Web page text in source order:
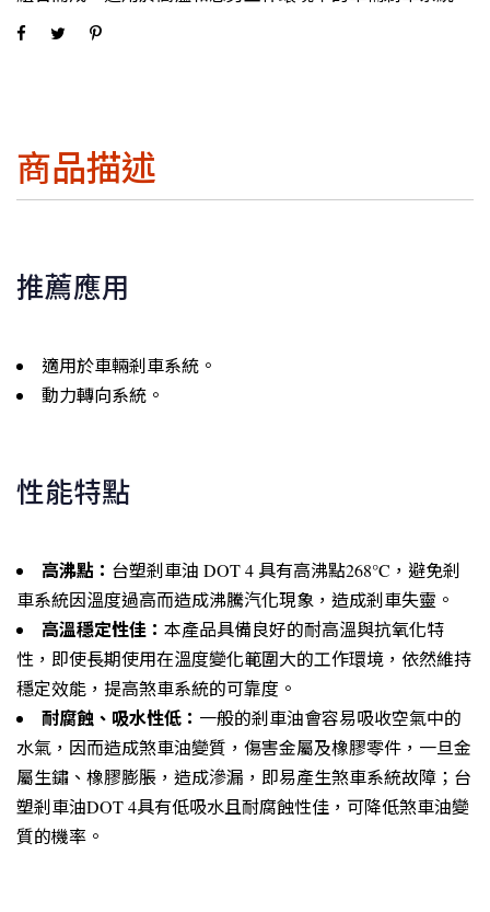
商品描述
推薦應用
適用於車輛剎車系統。
動力轉向系統。
性能特點
高沸點： 台塑剎車油 DOT 4 具有高沸點268°C，避免剎
車系統因溫度過高而造成沸騰汽化現象，造成剎車失靈。
高溫穩定性佳： 本產品具備良好的耐高溫與抗氧化特
性，即使長期使用在溫度變化範圍大的工作環境，依然維持
穩定效能，提高煞車系統的可靠度。
耐腐蝕、吸水性低： 一般的剎車油會容易吸收空氣中的
水氣，因而造成煞車油變質，傷害金屬及橡膠零件，一旦金
屬生鏽、橡膠膨脹，造成滲漏，即易產生煞車系統故障；台
塑剎車油DOT 4具有低吸水且耐腐蝕性佳，可降低煞車油變
質的機率。